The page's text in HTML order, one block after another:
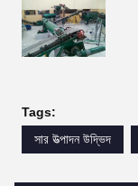
Tags:
সার উত্পাদন উদ্ভিদ